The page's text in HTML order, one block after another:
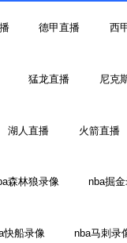
德甲直播 西
猛龙直播 尼克
湖人直播 火箭直播
森林狼录像 nba掘
快船录像 nba马刺录